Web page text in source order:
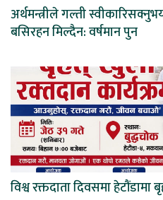
अर्थमन्त्रीले गल्ती
बसिरहन मिल्दैन: वर्षमान पुन
विश्व रक्तदाता दिवसमा हेटौंडामा